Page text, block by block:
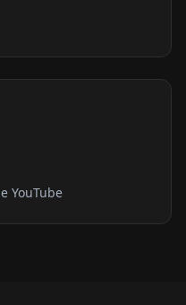
YouTube